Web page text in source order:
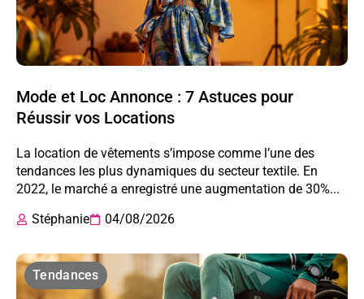
Mode et Loc Annonce : 7 Astuces pour
Réussir vos Locations
La location de vêtements s’impose comme l’une des
tendances les plus dynamiques du secteur textile. En
2022, le marché a enregistré une augmentation de 30%...
Stéphanie
04/08/2026
Tendances